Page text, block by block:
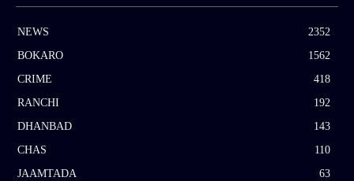
NEWS
2352
BOKARO
1562
CRIME
418
RANCHI
192
DHANBAD
143
CHAS
110
JAAMTADA
63